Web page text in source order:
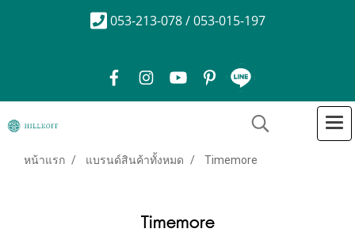
053-213-078 / 053-015-197
หน้าแรก แบรนด์สินค้าทั้งหมด Timemore
Timemore